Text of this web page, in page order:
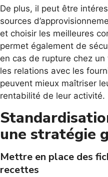
De plus, il peut être
sources
et choisir les meilleures
permet également de
en cas de rupture chez
les relations avec les
peuvent mieux maîtriser
rentabilité de leur activité.
une stratégie
Mettre en place des
recettes